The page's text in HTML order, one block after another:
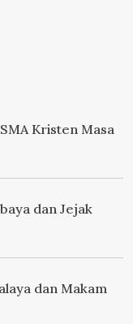
Kristen Masa
dan Jejak
dan Makam